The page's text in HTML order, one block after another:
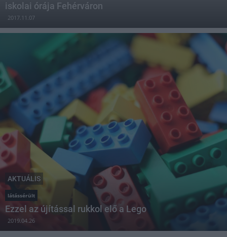
iskolai órája Fehérváron
2017.11.07
AKTUÁLIS
látássérült
Ezzel az újítással rukkol elő a Lego
2019.04.26